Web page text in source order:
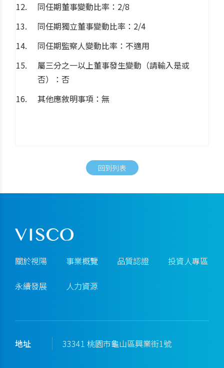
同任期董事變動比率：2/8
同任期獨立董事變動比率：2/4
同任期監察人變動比率：不適用
屬三分之一以上董事發生變動（請輸入是或
否）：否
其他應敘明事項：無
回到列表
關於視陽 事業概覽 品質認證 投資人專區
永續發展 人力資源
地址 33341 桃園市龜山區興業街1號